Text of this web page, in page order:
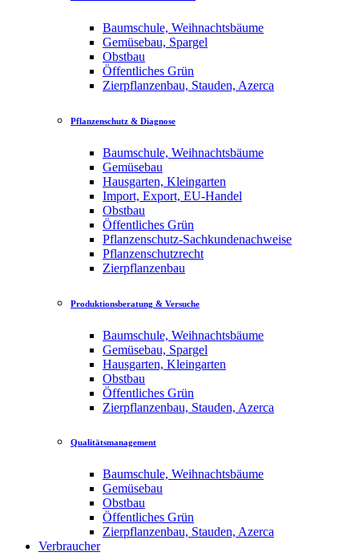
Baumschule, Weihnachtsbäume
Gemüsebau, Spargel
Obstbau
Öffentliches Grün
Zierpflanzenbau, Stauden, Azerca
Pflanzenschutz & Diagnose
Baumschule, Weihnachtsbäume
Gemüsebau
Hausgarten, Kleingarten
Import, Export, EU-Handel
Obstbau
Öffentliches Grün
Pflanzenschutz-Sachkundenachweise
Pflanzenschutzrecht
Zierpflanzenbau
Produktionsberatung & Versuche
Baumschule, Weihnachtsbäume
Gemüsebau, Spargel
Hausgarten, Kleingarten
Obstbau
Öffentliches Grün
Zierpflanzenbau, Stauden, Azerca
Qualitätsmanagement
Baumschule, Weihnachtsbäume
Gemüsebau
Obstbau
Öffentliches Grün
Zierpflanzenbau, Stauden, Azerca
Verbraucher